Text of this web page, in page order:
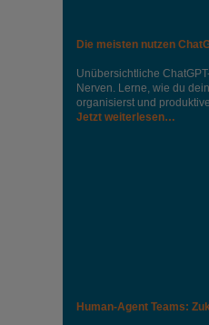
Die meisten nutzen
Unübersichtliche
Nerven. Lerne, wie du
organisierst und
Jetzt weiterlesen…
Human-Agent Teams: